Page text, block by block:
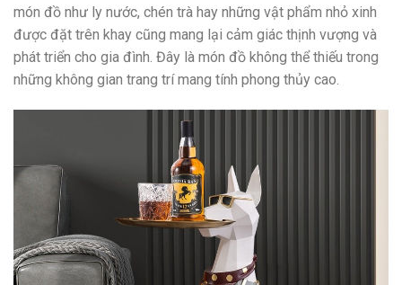
món đồ như ly nước, chén trà hay những vật phẩm nhỏ xinh
được đặt trên khay cũng mang lại cảm giác thịnh vượng và
phát triển cho gia đình. Đây là món đồ không thể thiếu trong
những không gian trang trí mang tính phong thủy cao.